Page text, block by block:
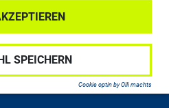
Impressum
SPEICHERN
Cookie optin by Olli machts